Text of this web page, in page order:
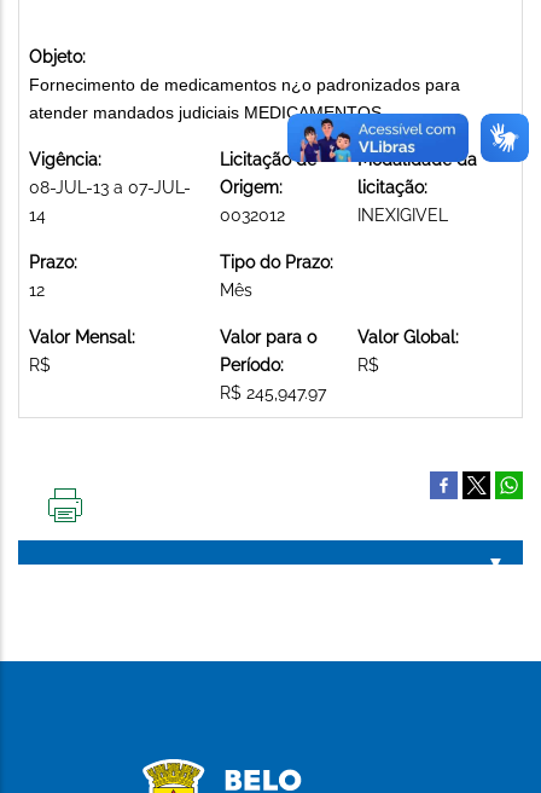
Objeto:
Fornecimento de medicamentos n¿o padronizados para
atender mandados judiciais MEDICAMENTOS
Vigência:
08-JUL-13 a 07-JUL-
14
Licitação de
Origem:
0032012
Modalidade da
licitação:
INEXIGIVEL
Prazo:
12
Tipo do Prazo:
Mês
Valor Mensal:
R$
Valor para o
Período:
R$ 245,947.97
Valor Global:
R$
PÁGINA